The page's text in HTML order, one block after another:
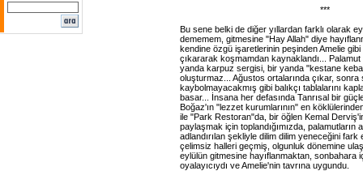
***
Bu sene belki de diğer yıllardan farklı olarak
dememem, gitmesine "Hay Allah" diye
kendine özgü işaretlerinin peşinden Amelie gibi
çıkararak koşmamdan kaynaklandı...
yanda karpuz sergisi, bir yanda "kestane
oluşturmaz... Ağustos ortalarında çıkar, sonra
kaybolmayacakmış gibi balıkçı tablalarını
basar... İnsana her defasında Tanrısal bir
Boğaz'ın "lezzet kurumlarının" en
ile "Park Restoran"da, bir öğlen Kemal
paylaşmak için toplandığımızda, palamutların
adlandırılan şekliyle dilim dilim yeneceğini
çelimsiz halleri geçmiş, olgunluk dönemine
eylülün gitmesine hayıflanmaktan, sonbahara
oyalayıcıydı ve Amelie'nin tavrına uygundu.